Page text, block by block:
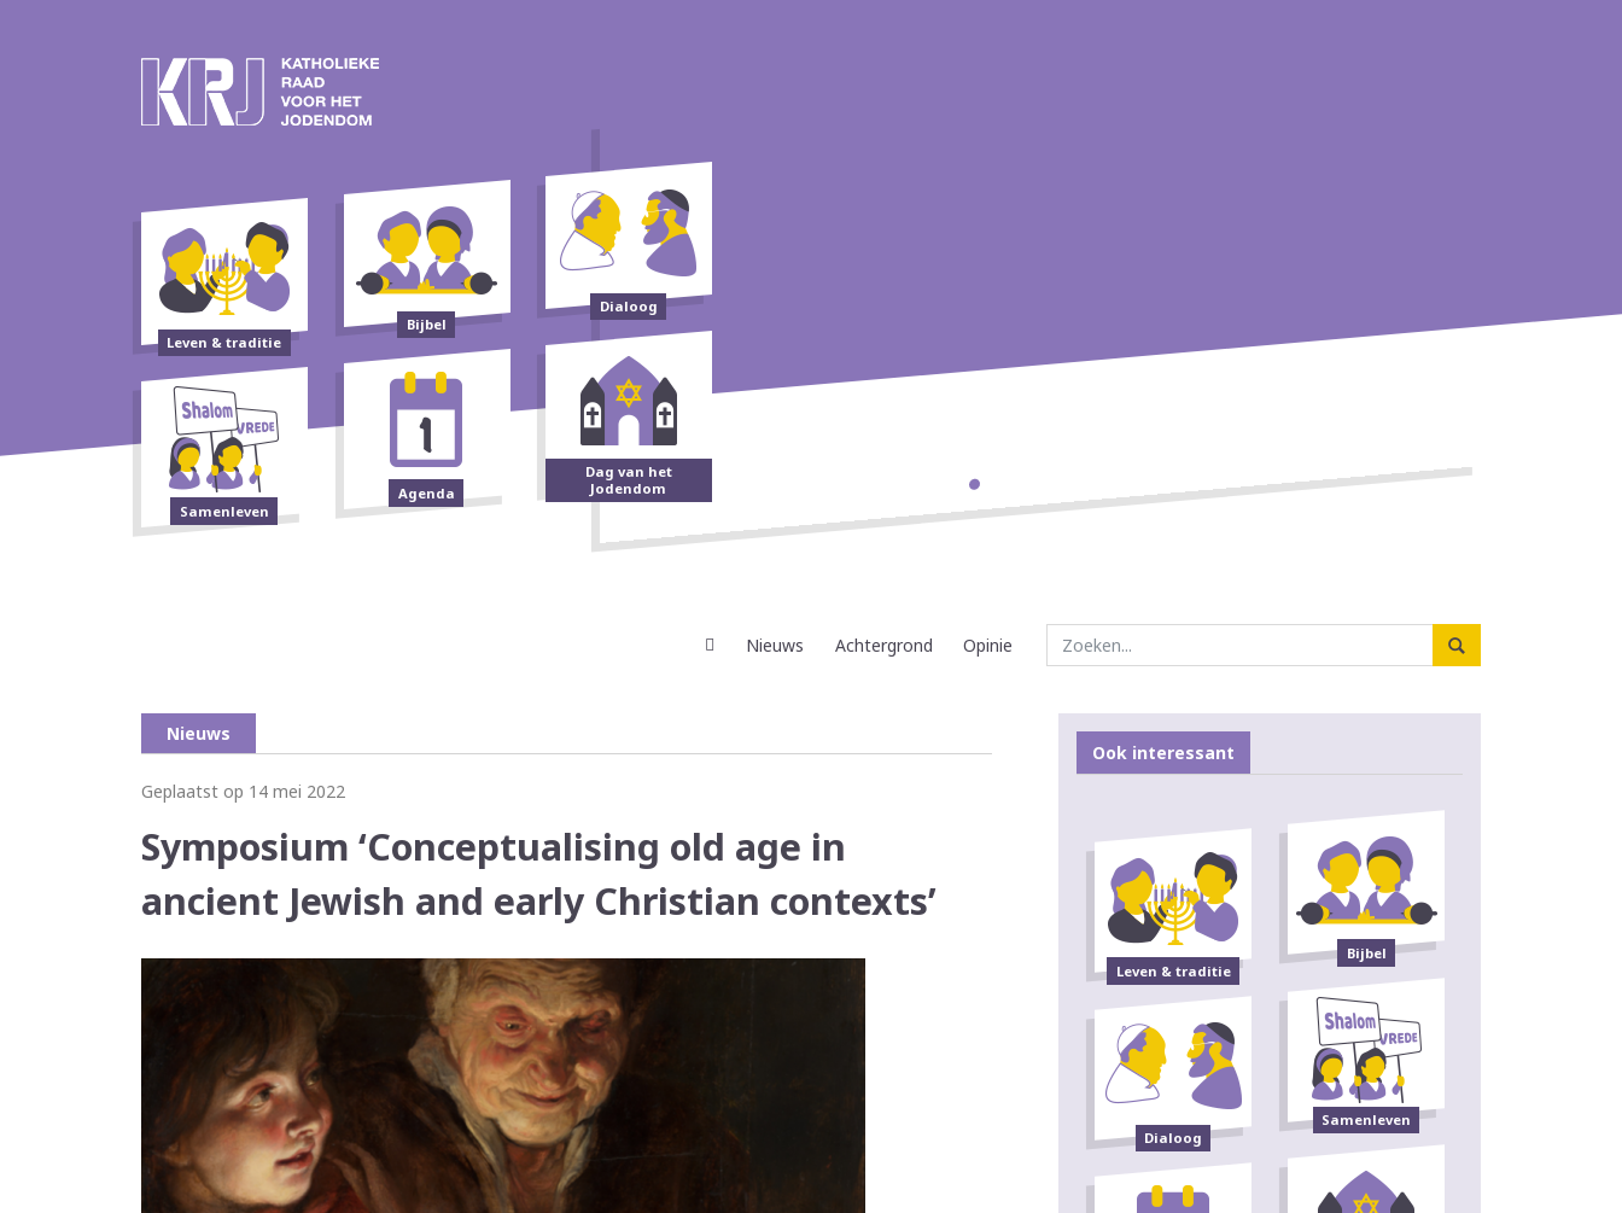
Leven & traditie
Bijbel
Dialoog
Samenleven
Agenda
Dag van het
Jodendom
Nieuws Achtergrond Opinie
Nieuws
Geplaatst op 14 mei 2022
Symposium ‘Conceptualising old age in
ancient Jewish and early Christian contexts’
Ook interessant
Leven & traditie
Bijbel
Dialoog
Samenleven